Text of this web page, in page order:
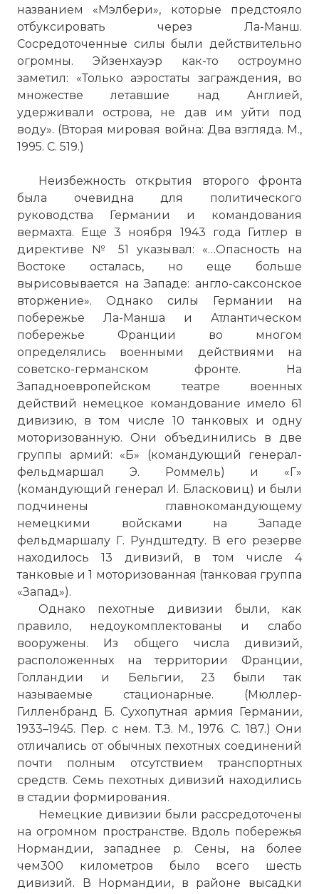
названием «Мэлбери», которые предстояло
отбуксировать через Ла-Манш.
Сосредоточенные силы были действительно
огромны. Эйзенхауэр как-то остроумно
заметил: «Только аэростаты заграждения, во
множестве летавшие над Англией,
удерживали острова, не дав им уйти под
воду». (Вторая мировая война: Два взгляда. М.,
1995. С. 519.)
Неизбежность открытия второго фронта
была очевидна для политического
руководства Германии и командования
вермахта. Еще 3 ноября 1943 года Гитлер в
директиве № 51 указывал: «…Опасность на
Востоке осталась, но еще больше
вырисовывается на Западе: англо-саксонское
вторжение». Однако силы Германии на
побережье Ла-Манша и Атлантическом
побережье Франции во многом
определялись военными действиями на
советско-германском фронте. На
Западноевропейском театре военных
действий немецкое командование имело 61
дивизию, в том числе 10 танковых и одну
моторизованную. Они объединились в две
группы армий: «Б» (командующий генерал-
фельдмаршал Э. Роммель) и «Г»
(командующий генерал И. Бласковиц) и были
подчинены главнокомандующему
немецкими войсками на Западе
фельдмаршалу Г. Рундштедту. В его резерве
находилось 13 дивизий, в том числе 4
танковые и 1 моторизованная (танковая группа
«Запад»).
Однако пехотные дивизии были, как
правило, недоукомплектованы и слабо
вооружены. Из общего числа дивизий,
расположенных на территории Франции,
Голландии и Бельгии, 23 были так
называемые стационарные. (Мюллер-
Гилленбранд Б. Сухопутная армия Германии,
1933–1945. Пер. с нем. Т.З. М., 1976. С. 187.) Они
отличались от обычных пехотных соединений
почти полным отсутствием транспортных
средств. Семь пехотных дивизий находились
в стадии формирования.
Немецкие дивизии были рассредоточены
на огромном пространстве. Вдоль побережья
Нормандии, западнее р. Сены, на более
чем300 километров было всего шесть
дивизий. В Нормандии, в районе высадки